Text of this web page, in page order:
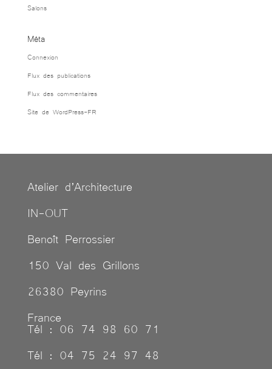
Salons
Méta
Connexion
Flux des publications
Flux des commentaires
Site de WordPress-FR
Atelier d’Architecture
IN-OUT
Benoît Perrossier
150 Val des Grillons
26380 Peyrins
France
Tél : 06 74 98 60 71
Tél : 04 75 24 97 48